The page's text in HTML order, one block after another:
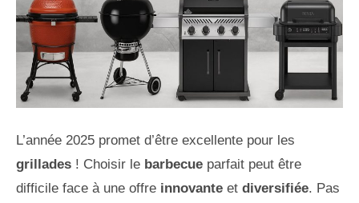
L’année 2025 promet d’être excellente pour les
grillades ! Choisir le barbecue parfait peut être
difficile face à une offre innovante et diversifiée. Pas